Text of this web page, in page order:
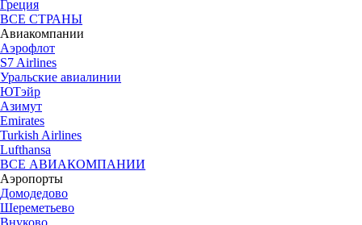
Греция
ВСЕ СТРАНЫ
Авиакомпании
Аэрофлот
S7 Airlines
Уральские авиалинии
ЮТэйр
Азимут
Emirates
Turkish Airlines
Lufthansa
ВСЕ АВИАКОМПАНИИ
Аэропорты
Домодедово
Шереметьево
Внуково